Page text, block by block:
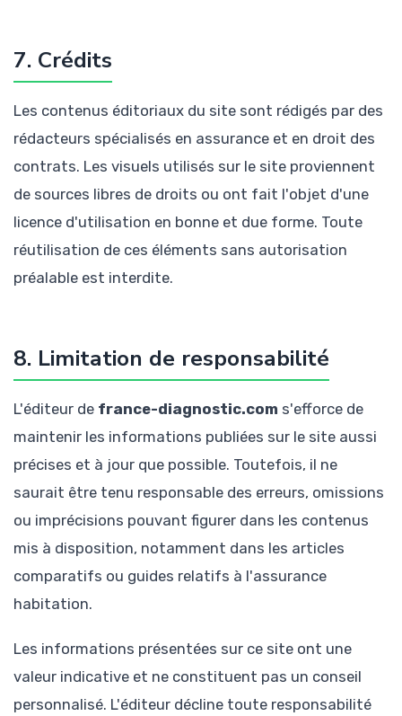
7. Crédits
Les contenus éditoriaux du site sont rédigés par des
rédacteurs spécialisés en assurance et en droit des
contrats. Les visuels utilisés sur le site proviennent
de sources libres de droits ou ont fait l'objet d'une
licence d'utilisation en bonne et due forme. Toute
réutilisation de ces éléments sans autorisation
préalable est interdite.
8. Limitation de responsabilité
L'éditeur de france-diagnostic.com s'efforce de
maintenir les informations publiées sur le site aussi
précises et à jour que possible. Toutefois, il ne
saurait être tenu responsable des erreurs, omissions
ou imprécisions pouvant figurer dans les contenus
mis à disposition, notamment dans les articles
comparatifs ou guides relatifs à l'assurance
habitation.
Les informations présentées sur ce site ont une
valeur indicative et ne constituent pas un conseil
personnalisé. L'éditeur décline toute responsabilité